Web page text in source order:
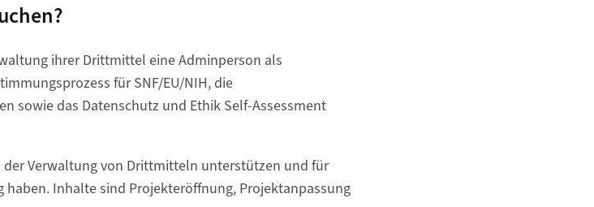
ihrer Drittmittel eine Adminperson als
für SNF/EU/NIH, die
sowie das Datenschutz und Ethik Self-Assessment
der Verwaltung von Drittmitteln unterstützen und für
Inhalte sind Projekteröffnung, Projektanpassung